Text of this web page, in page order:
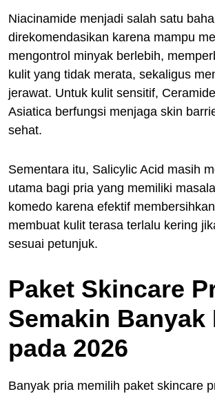
Niacinamide menjadi salah satu
direkomendasikan karena mampu
mengontrol minyak berlebih,
kulit yang tidak merata, sekaligus
jerawat. Untuk kulit sensitif,
Asiatica berfungsi menjaga skin
sehat.
Sementara itu, Salicylic Acid masih
utama bagi pria yang memiliki
komedo karena efektif
membuat kulit terasa terlalu kering
sesuai petunjuk.
Paket Skincare
Semakin Banyak
pada 2026
Banyak pria memilih paket skincare